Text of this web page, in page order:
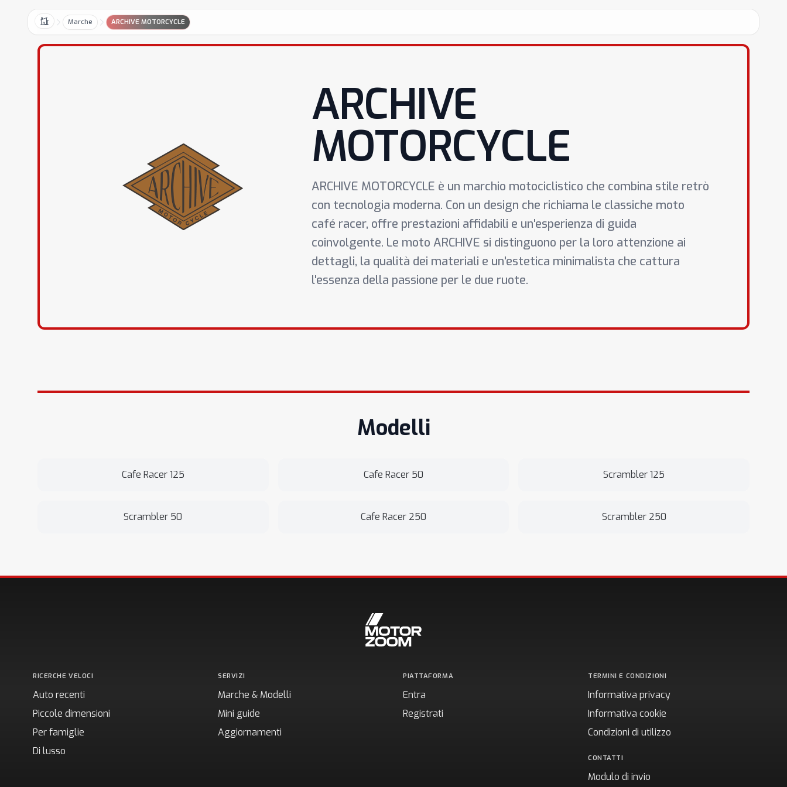
Home Marche ARCHIVE MOTORCYCLE
ARCHIVE
MOTORCYCLE
ARCHIVE MOTORCYCLE è un marchio motociclistico che combina stile retrò
con tecnologia moderna. Con un design che richiama le classiche moto
café racer, offre prestazioni affidabili e un'esperienza di guida
coinvolgente. Le moto ARCHIVE si distinguono per la loro attenzione ai
dettagli, la qualità dei materiali e un'estetica minimalista che cattura
l'essenza della passione per le due ruote.
Modelli
Cafe Racer 125 Cafe Racer 50 Scrambler 125
Scrambler 50 Cafe Racer 250 Scrambler 250
RICERCHE VELOCI
Auto recenti
Piccole dimensioni
Per famiglie
Di lusso
SERVIZI
Marche & Modelli
Mini guide
Aggiornamenti
PIATTAFORMA
Entra
Registrati
TERMINI E CONDIZIONI
Informativa privacy
Informativa cookie
Condizioni di utilizzo
CONTATTI
Modulo di invio